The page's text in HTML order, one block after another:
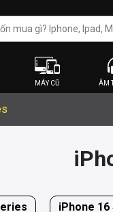
MÁY CŨ ÂM
iPhone